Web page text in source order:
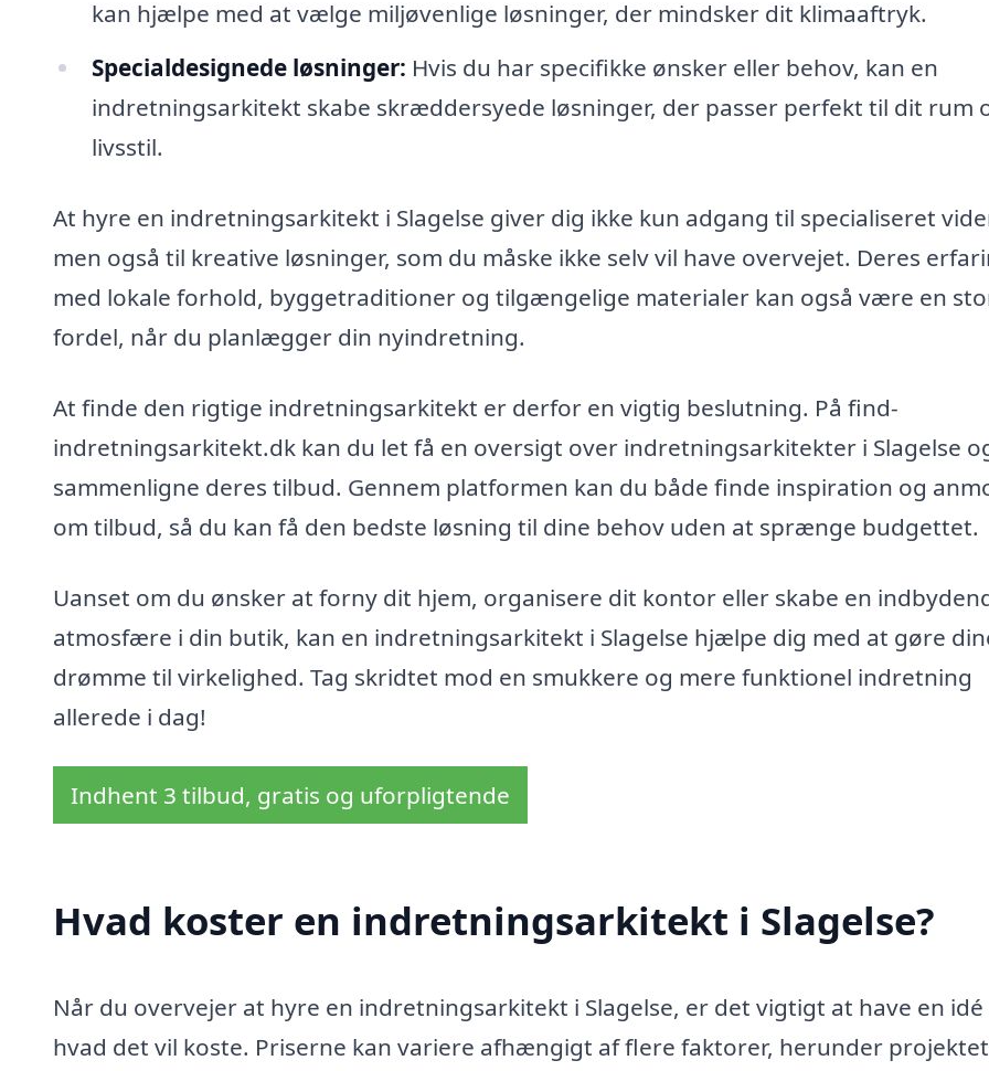
kan hjælpe med at vælge miljøvenlige løsninger, der mindsker dit klimaaftryk.
Specialdesignede løsninger: Hvis du har specifikke ønsker eller behov, kan en
indretningsarkitekt skabe skræddersyede løsninger, der passer perfekt til dit rum
livsstil.
At hyre en indretningsarkitekt i Slagelse giver dig ikke kun adgang til specialiseret
men også til kreative løsninger, som du måske ikke selv vil have overvejet. Deres
med lokale forhold, byggetraditioner og tilgængelige materialer kan også være en
fordel, når du planlægger din nyindretning.
At finde den rigtige indretningsarkitekt er derfor en vigtig beslutning. På find-
indretningsarkitekt.dk kan du let få en oversigt over indretningsarkitekter i Slagelse
sammenligne deres tilbud. Gennem platformen kan du både finde inspiration og
om tilbud, så du kan få den bedste løsning til dine behov uden at sprænge budgettet.
Uanset om du ønsker at forny dit hjem, organisere dit kontor eller skabe en
atmosfære i din butik, kan en indretningsarkitekt i Slagelse hjælpe dig med at gøre
drømme til virkelighed. Tag skridtet mod en smukkere og mere funktionel indretning
allerede i dag!
Indhent 3 tilbud, gratis og uforpligtende
Hvad koster en indretningsarkitekt i Slagelse?
Når du overvejer at hyre en indretningsarkitekt i Slagelse, er det vigtigt at have en idé
hvad det vil koste. Priserne kan variere afhængigt af flere faktorer, herunder